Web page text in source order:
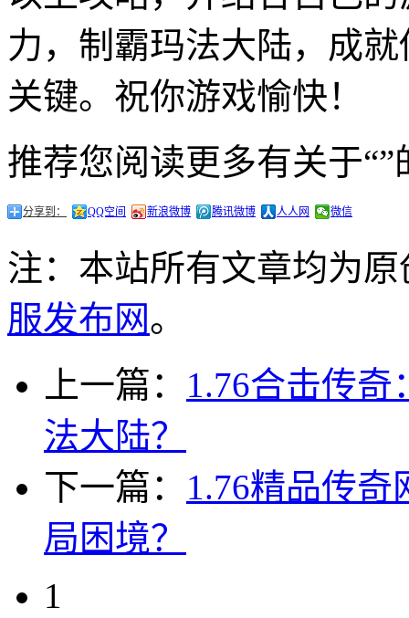
力，制霸玛法大陆，成
关键。祝你游戏愉快！
推荐您阅读更多有关于“”
分享到： QQ空间 新浪微博 腾讯微博 人人网 微信
注：本站所有文章均为
服发布网。
上一篇： 1.76合击传
法大陆？
下一篇： 1.76精品传
局困境？
1